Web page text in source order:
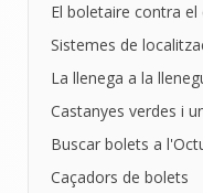
El boletaire contra el
Sistemes de
La llenega a la
Castanyes verdes i
Buscar bolets a
Caçadors de bolets